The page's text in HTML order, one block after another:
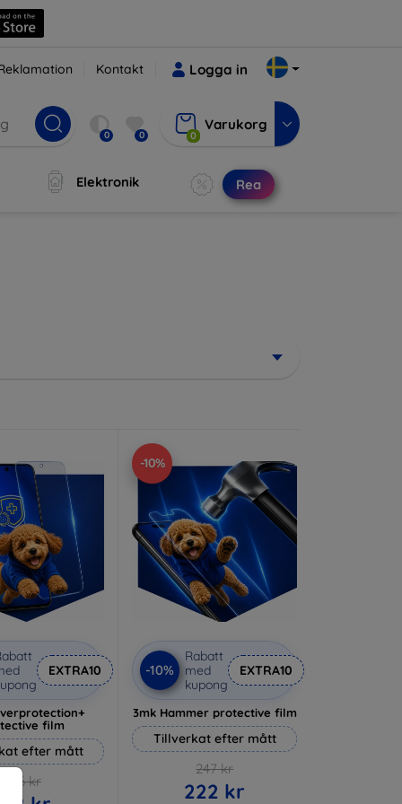
Kontakt Logga in
0 0 0
Varukorg
Elektronik Rea
EXTRA10
film
efter mått
236 kr
-10%
-10%
Rabatt
med
kupong
EXTRA10
3mk Hammer protective film
Tillverkat efter mått
247 kr
222 kr